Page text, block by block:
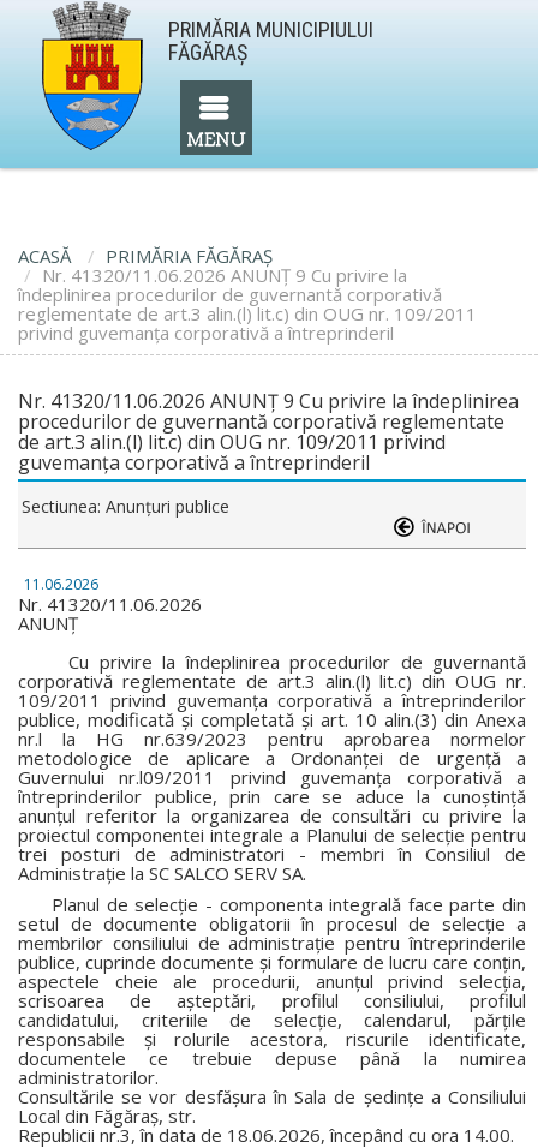
PRIMĂRIA MUNICIPIULUI
FĂGĂRAŞ
ACASĂ
PRIMĂRIA FĂGĂRAŞ
Nr. 41320/11.06.2026 ANUNȚ 9 Cu privire la
îndeplinirea procedurilor de guvernantă corporativă
reglementate de art.3 alin.(l) lit.c) din OUG nr. 109/2011
privind guvemanța corporativă a întreprinderil
Nr. 41320/11.06.2026 ANUNȚ 9 Cu privire la îndeplinirea
procedurilor de guvernantă corporativă reglementate
de art.3 alin.(l) lit.c) din OUG nr. 109/2011 privind
guvemanța corporativă a întreprinderil
Sectiunea: Anunţuri publice
11.06.2026
Nr. 41320/11.06.2026
ANUNȚ
Cu privire la îndeplinirea procedurilor de guvernantă
corporativă reglementate de art.3 alin.(l) lit.c) din OUG nr.
109/2011 privind guvemanța corporativă a întreprinderilor
publice, modificată și completată și art. 10 alin.(3) din Anexa
nr.l la HG nr.639/2023 pentru aprobarea normelor
metodologice de aplicare a Ordonanței de urgență a
Guvernului nr.l09/2011 privind guvemanța corporativă a
întreprinderilor publice, prin care se aduce la cunoștință
anunțul referitor la organizarea de consultări cu privire la
proiectul componentei integrale a Planului de selecție pentru
trei posturi de administratori - membri în Consiliul de
Administrație la SC SALCO SERV SA.
Planul de selecție - componenta integrală face parte din
setul de documente obligatorii în procesul de selecție a
membrilor consiliului de administrație pentru întreprinderile
publice, cuprinde documente și formulare de lucru care conțin,
aspectele cheie ale procedurii, anunțul privind selecția,
scrisoarea de așteptări, profilul consiliului, profilul
candidatului, criteriile de selecție, calendarul, părțile
responsabile și rolurile acestora, riscurile identificate,
documentele ce trebuie depuse până la numirea
administratorilor.
Consultările se vor desfășura în Sala de ședințe a Consiliului
Local din Făgăraș, str.
Republicii nr.3, în data de 18.06.2026, începând cu ora 14.00.